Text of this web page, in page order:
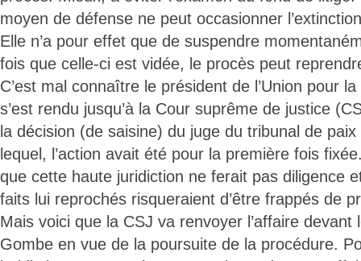
moyen de défense ne peut occasionner
Elle n’a pour effet que de suspendre
fois que celle-ci est vidée, le procès peut
C’est mal connaître le président de l’Union pour
s’est rendu jusqu’à la Cour suprême de justice
la décision (de saisine) du juge du tribunal de
lequel, l’action avait été pour la première fois
que cette haute juridiction ne ferait pas diligence
faits lui reprochés risqueraient d’être frappés de
Mais voici que la CSJ va renvoyer l’affaire devant
Gombe en vue de la poursuite de la procédure.